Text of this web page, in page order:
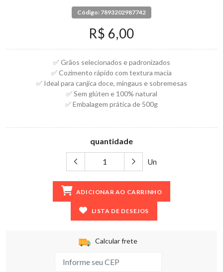
Código: 7893202987742
R$ 6,00
✅ Grãos selecionados e padronizados
✅ Cozimento rápido com textura macia
✅ Ideal para canjica doce, mingaus e sobremesas
✅ Sem glúten e 100% natural
✅ Embalagem prática de 500g
quantidade
Un
ADICIONAR AO CARRINHO
LISTA DE DESEJOS
Calcular frete